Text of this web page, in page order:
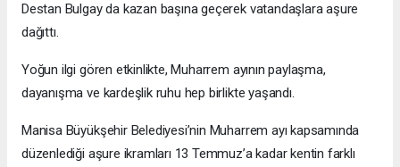
Destan Bulgay da kazan başına geçerek vatandaşlara aşure
dağıttı.
Yoğun ilgi gören etkinlikte, Muharrem ayının paylaşma,
dayanışma ve kardeşlik ruhu hep birlikte yaşandı.
Manisa Büyükşehir Belediyesi’nin Muharrem ayı kapsamında
düzenlediği aşure ikramları 13 Temmuz’a kadar kentin farklı